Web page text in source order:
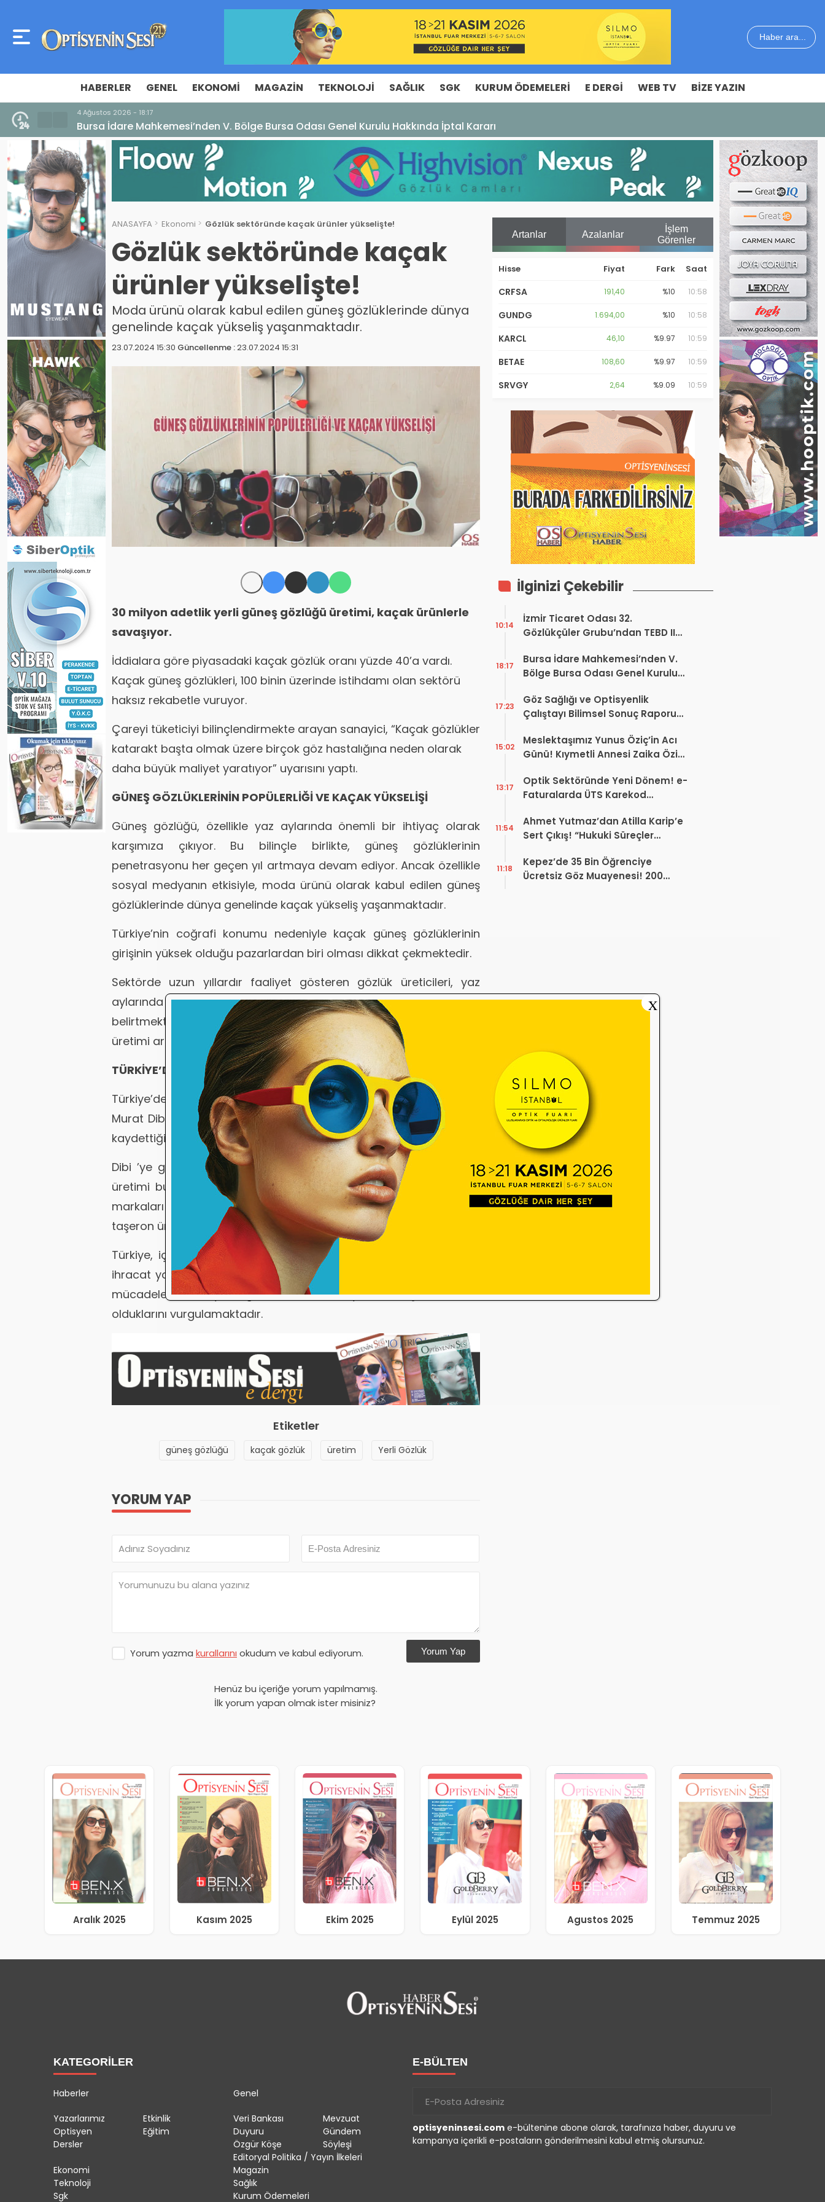
Haber ara...
HABERLER GENEL EKONOMI MAGAZIN TEKNOLOJI SAĞLIK SGK KURUM ÖDEMELERI E DERGI WEB TV BIZE YAZIN
4 Ağustos 2026 - 18:17
Bursa İdare Mahkemesi’nden V. Bölge Bursa Odası Genel Kurulu Hakkında İptal Kararı
ANASAYFA Ekonomi Gözlük sektöründe kaçak ürünler yükselişte!
Gözlük sektöründe kaçak
ürünler yükselişte!
Moda ürünü olarak kabul edilen güneş gözlüklerinde dünya
genelinde kaçak yükseliş yaşanmaktadır.
23.07.2024 15:30 Güncellenme :23.07.2024 15:31
30 milyon adetlik yerli güneş gözlüğü üretimi, kaçak ürünlerle
savaşıyor.
İddialara göre piyasadaki kaçak gözlük oranı yüzde 40’a vardı.
Kaçak güneş gözlükleri, 100 binin üzerinde istihdamı olan sektörü
haksız rekabetle vuruyor.
Çareyi tüketiciyi bilinçlendirmekte arayan sanayici, “Kaçak gözlükler
katarakt başta olmak üzere birçok göz hastalığına neden olarak
daha büyük maliyet yaratıyor” uyarısını yaptı.
GÜNEŞ GÖZLÜKLERİNİN POPÜLERLİĞİ VE KAÇAK YÜKSELİŞİ
Güneş gözlüğü, özellikle yaz aylarında önemli bir ihtiyaç olarak
karşımıza çıkıyor. Bu bilinçle birlikte, güneş gözlüklerinin
penetrasyonu her geçen yıl artmaya devam ediyor. Ancak özellikle
sosyal medyanın etkisiyle, moda ürünü olarak kabul edilen güneş
gözlüklerinde dünya genelinde kaçak yükseliş yaşanmaktadır.
Türkiye’nin coğrafi konumu nedeniyle kaçak güneş gözlüklerinin
girişinin yüksek olduğu pazarlardan biri olması dikkat çekmektedir.
Sektörde uzun yıllardır faaliyet gösteren gözlük üreticileri, yaz
aylarında pazarın yüzde 30-40’ının kaçak gözlüklerden oluştuğunu
belirtmektedir. Türkiye, bu soruna karşı mücadele etmek için yerel
üretimi artırmaktadır.
TÜRKİYE’DE GÜNEŞ GÖZLÜKLERİ ÜRETİMİNDEKİ ARTIŞ
Türkiye’de Güneş Gözlük Sanayicileri Derneği Başkan Yardımcısı
Murat Dibi, yerli gözlük sanayisinin son 20 yılda önemli bir gelişme
kaydettiğini aktarmaktadır.
Dibi ’ye göre, 20 yıl önce yıllık 1 milyon adet olan güneş gözlüğü
üretimi bugün 30 milyon adede ulaşmıştır. Üreticilerin çoğu kendi
markaları için üretim yaparken, bir kısmı da büyük markaların
taşeron üretimini gerçekleştirmektedir.
Türkiye, iç pazardaki talebi karşılamakla kalmayıp önemli ölçüde
ihracat yapma potansiyeline de sahiptir. Üreticiler, kaçak ürünlerle
mücadele amacıyla ilgili bakanlıklarla yakın iletişim halinde
olduklarını vurgulamaktadır.
Etiketler
güneş gözlüğü kaçak gözlük üretim Yerli Gözlük
YORUM YAP
Yorum yazma kurallarını okudum ve kabul ediyorum. Yorum Yap
Henüz bu içeriğe yorum yapılmamış.
İlk yorum yapan olmak ister misiniz?
Artanlar Azalanlar
İşlem
Görenler
Hisse Fiyat Fark Saat
CRFSA 191,40 %10 10:58
GUNDG 1.694,00 %10 10:58
KARCL 46,10 %9.97 10:59
BETAE 108,60 %9.97 10:59
SRVGY 2,64 %9.09 10:59
İlginizi Çekebilir
İzmir Ticaret Odası 32.
Gözlükçüler Grubu’ndan TEBD II
Projesi açıklaması
10:14
Bursa İdare Mahkemesi’nden V.
Bölge Bursa Odası Genel Kurulu
18:17
Göz Sağlığı ve Optisyenlik
Çalıştayı Bilimsel Sonuç Raporu
17:23
Meslektaşımız Yunus Öziç’in Acı
Günü! Kıymetli Annesi Zaika Öziç
15:02
Optik Sektöründe Yeni Dönem! e-
Faturalarda ÜTS Karekod
Başlıyor
13:17
Ahmet Yutmaz’dan Atilla Karip’e
Sert Çıkış! “Hukuki Süreçler
Tek Bir Proje Var mı?”
11:54
Kepez’de 35 Bin Öğrenciye
Ücretsiz Göz Muayenesi! 200
11:18
Aralık 2025 Kasım 2025 Ekim 2025 Eylül 2025 Agustos 2025 Temmuz 2025
KATEGORİLER
Haberler
Yazarlarımız
Etkinlik
Optisyen
Eğitim
Dersler
Genel
Veri Bankası
Mevzuat
Duyuru
Gündem
Özgür Köşe
Söyleşi
Editoryal Politika / Yayın İlkeleri
Ekonomi
Magazin
Teknoloji
Sağlık
Sgk
Kurum Ödemeleri
E-BÜLTEN
optisyeninsesi.com e-bültenine abone olarak, tarafınıza haber, duyuru ve
kampanya içerikli e-postaların gönderilmesini kabul etmiş olursunuz.
X